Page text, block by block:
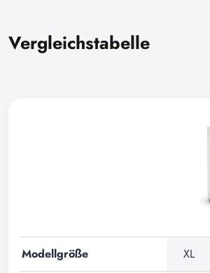
Vergleichstabelle
Modellgröße XL